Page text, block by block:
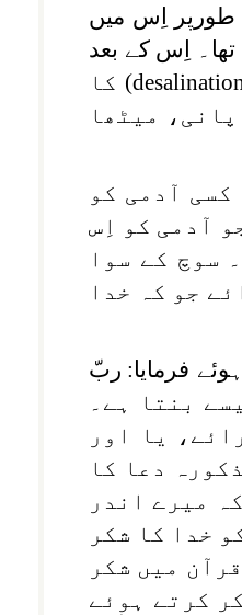
طورپر اِس میں
اِس کے بعد
کا
میٹھا
آدمی کو
آدمی کو اِس
سوچ کے سوا
جو کہ خدا
فرمایا: ربّ
بنتا ہے۔
یا اور
دعا کا
میرے اندر
خدا کا شکر
میں شکر
کرتے ہوئے